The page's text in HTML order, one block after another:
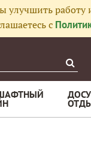
работу
с